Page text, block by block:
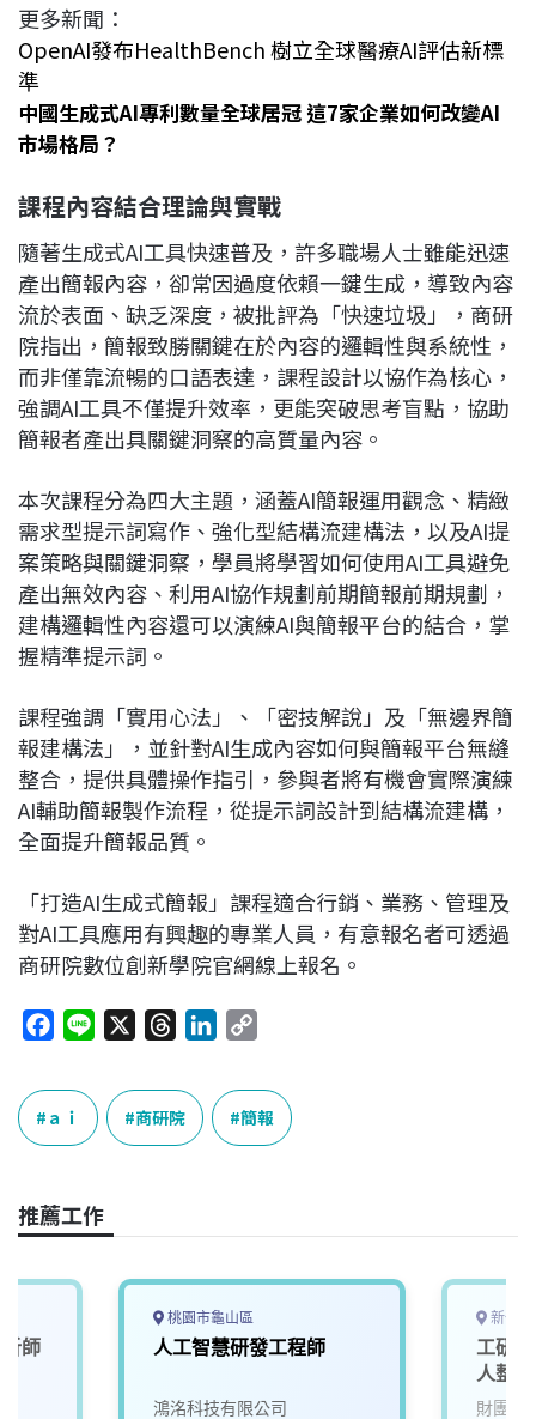
更多新聞：
OpenAI發布HealthBench 樹立全球醫療AI評估新標
準
中國生成式AI專利數量全球居冠 這7家企業如何改變AI
市場格局？
課程內容結合理論與實戰
隨著生成式AI工具快速普及，許多職場人士雖能迅速
產出簡報內容，卻常因過度依賴一鍵生成，導致內容
流於表面、缺乏深度，被批評為「快速垃圾」，商研
院指出，簡報致勝關鍵在於內容的邏輯性與系統性，
而非僅靠流暢的口語表達，課程設計以協作為核心，
強調AI工具不僅提升效率，更能突破思考盲點，協助
簡報者產出具關鍵洞察的高質量內容。
本次課程分為四大主題，涵蓋AI簡報運用觀念、精緻
需求型提示詞寫作、強化型結構流建構法，以及AI提
案策略與關鍵洞察，學員將學習如何使用AI工具避免
產出無效內容、利用AI協作規劃前期簡報前期規劃，
建構邏輯性內容還可以演練AI與簡報平台的結合，掌
握精準提示詞。
課程強調「實用心法」、「密技解說」及「無邊界簡
報建構法」，並針對AI生成內容如何與簡報平台無縫
整合，提供具體操作指引，參與者將有機會實際演練
AI輔助簡報製作流程，從提示詞設計到結構流建構，
全面提升簡報品質。
「打造AI生成式簡報」課程適合行銷、業務、管理及
對AI工具應用有興趣的專業人員，有意報名者可透過
商研院數位創新學院官網線上報名。
c
e
b
o
k
e
r
e
a
n
e
n
p
y
L
k
ａｉ 商研院 簡報
推薦工作
師
桃園市龜山區
人工智慧研發工程師
鴻洺科技有限公司
新竹
工研
人整
財團法